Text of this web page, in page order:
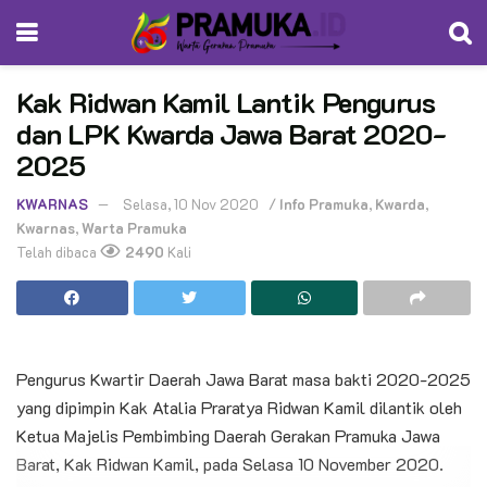
Kak Ridwan Kamil Lantik Pengurus
dan LPK Kwarda Jawa Barat 2020-
2025
KWARNAS Selasa, 10 Nov 2020 / Info Pramuka, Kwarda,
Kwarnas,Warta Pramuka
Telah dibaca
2490 Kali
Pengurus Kwartir Daerah Jawa Barat masa bakti 2020-2025
yang dipimpin Kak Atalia Praratya Ridwan Kamil dilantik oleh
Ketua Majelis Pembimbing Daerah Gerakan Pramuka Jawa
Barat, Kak Ridwan Kamil, pada Selasa 10 November 2020.